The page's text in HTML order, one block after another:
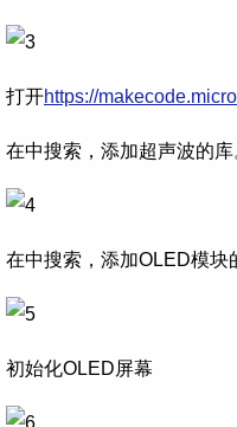
打开https://
在中搜索，添加超声波的库
在中搜索，添加OLED模块
初始化OLED屏幕